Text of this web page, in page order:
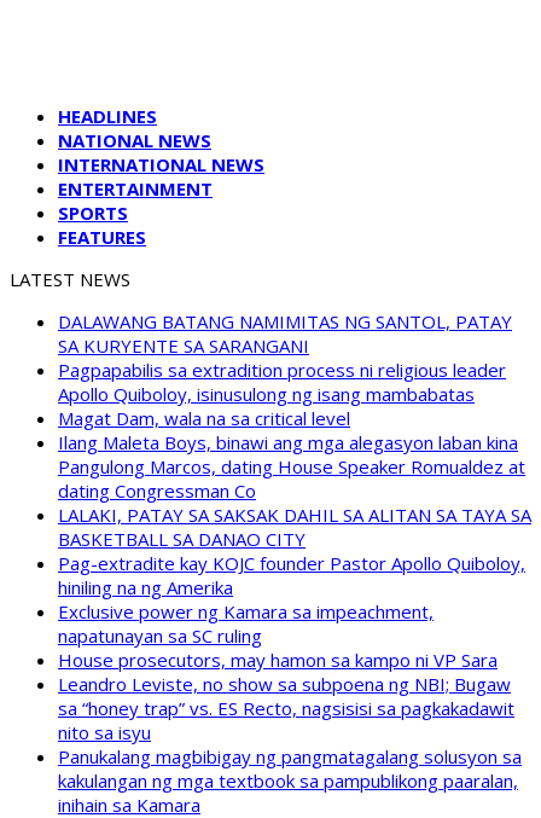
HEADLINES
NATIONAL NEWS
INTERNATIONAL NEWS
ENTERTAINMENT
SPORTS
FEATURES
LATEST NEWS
DALAWANG BATANG NAMIMITAS NG SANTOL, PATAY
SA KURYENTE SA SARANGANI
Pagpapabilis sa extradition process ni religious leader
Apollo Quiboloy, isinusulong ng isang mambabatas
Magat Dam, wala na sa critical level
Ilang Maleta Boys, binawi ang mga alegasyon laban kina
Pangulong Marcos, dating House Speaker Romualdez at
dating Congressman Co
LALAKI, PATAY SA SAKSAK DAHIL SA ALITAN SA TAYA SA
BASKETBALL SA DANAO CITY
Pag-extradite kay KOJC founder Pastor Apollo Quiboloy,
hiniling na ng Amerika
Exclusive power ng Kamara sa impeachment,
napatunayan sa SC ruling
House prosecutors, may hamon sa kampo ni VP Sara
Leandro Leviste, no show sa subpoena ng NBI; Bugaw
sa “honey trap” vs. ES Recto, nagsisisi sa pagkakadawit
nito sa isyu
Panukalang magbibigay ng pangmatagalang solusyon sa
kakulangan ng mga textbook sa pampublikong paaralan,
inihain sa Kamara